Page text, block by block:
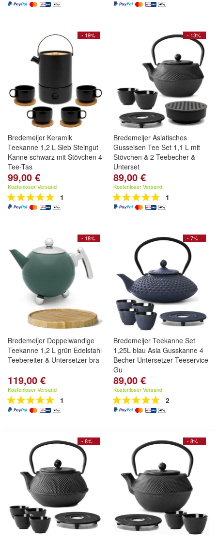
- 19%
Bredemeijer Keramik
Teekanne 1,2 L Sieb Steingut
Kanne schwarz mit Stövchen 4
Tee-Tas
99,00 €
Kostenloser Versand
1
- 13%
Bredemeijer Asiatisches
Gusseisen Tee Set 1,1 L mit
Stövchen & 2 Teebecher &
Unterset
89,00 €
Kostenloser Versand
1
- 18%
Bredemeijer Doppelwandige
Teekanne 1,2 L grün Edelstahl
Teebereiter & Untersetzer bra
119,00 €
Kostenloser Versand
1
- 7%
Bredemeijer Teekanne Set
1,25L blau Asia Gusskanne 4
Becher Untersetzer Teeservice
Gu
89,00 €
Kostenloser Versand
2
- 8% - 8%